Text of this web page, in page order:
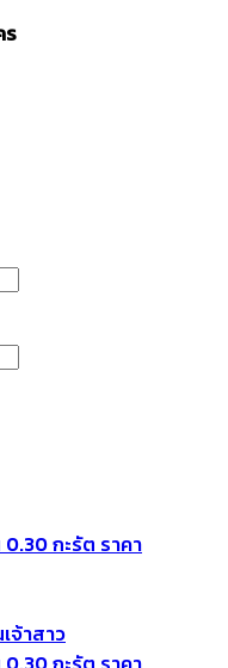
ร
กะรัต ราคา
จ้าสาว